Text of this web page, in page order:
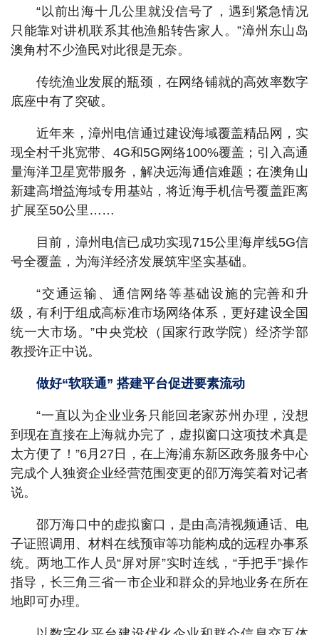
“以前出海十几公里就没信号了，遇到紧急情况
只能靠对讲机联系其他渔船转告家人。”漳州东山岛
澳角村不少渔民对此很是无奈。
传统渔业发展的瓶颈，在网络铺就的高效率数字
底座中有了突破。
近年来，漳州电信通过建设海域覆盖精品网，实
现全村千兆宽带、4G和5G网络100%覆盖；引入高通
量海洋卫星宽带服务，解决远海通信难题；在澳角山
新建高增益海域专用基站，将近海手机信号覆盖距离
扩展至50公里……
目前，漳州电信已成功实现715公里海岸线5G信
号全覆盖，为海洋经济发展筑牢坚实基础。
“交通运输、通信网络等基础设施的完善和升
级，有利于组成高标准市场网络体系，更好建设全国
统一大市场。”中央党校（国家行政学院）经济学部
教授许正中说。
做好“软联通” 搭建平台促进要素流动
“一直以为企业业务只能回老家苏州办理，没想
到现在直接在上海就办完了，虚拟窗口这项技术真是
太方便了！”6月27日，在上海浦东新区政务服务中心
完成个人独资企业经营范围变更的邵万海笑着对记者
说。
邵万海口中的虚拟窗口，是由高清视频通话、电
子证照调用、材料在线预审等功能构成的远程办事系
统。两地工作人员“屏对屏”实时连线，“手把手”操作
指导，长三角三省一市企业和群众的异地业务在所在
地即可办理。